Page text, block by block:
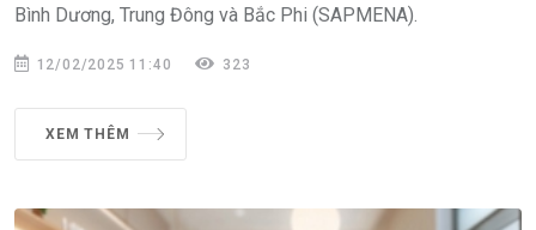
Bình Dương, Trung Đông và Bắc Phi (SAPMENA).
12/02/2025 11:40 323
XEM THÊM